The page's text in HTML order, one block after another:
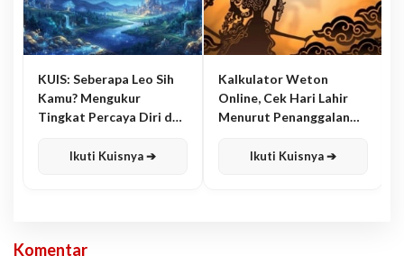
KUIS: Seberapa Leo Sih
Kamu? Mengukur
Tingkat Percaya Diri dan
Ikuti Kuisnya ➔
Kalkulator Weton
Online, Cek Hari Lahir
Menurut Penanggalan
Ikuti Kuisnya ➔
Komentar